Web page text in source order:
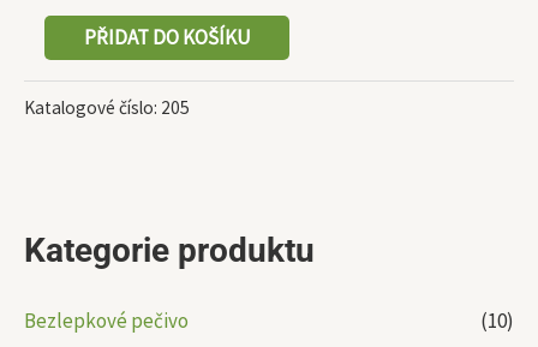
Kategorie produktu
Bezlepkové pečivo
(10)
PŘIDAT DO KOŠÍKU
Katalogové číslo: 205